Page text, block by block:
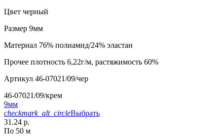
Цвет черный
Размер 9мм
Материал 76% полиамид/24% эластан
Прочее плотность 6,22г/м, растяжимость 60%
Артикул 46-07021/09/чер
46-07021/09/крем
9мм
checkmark_alt_circleВыбрать
31.24 р.
По 50 м